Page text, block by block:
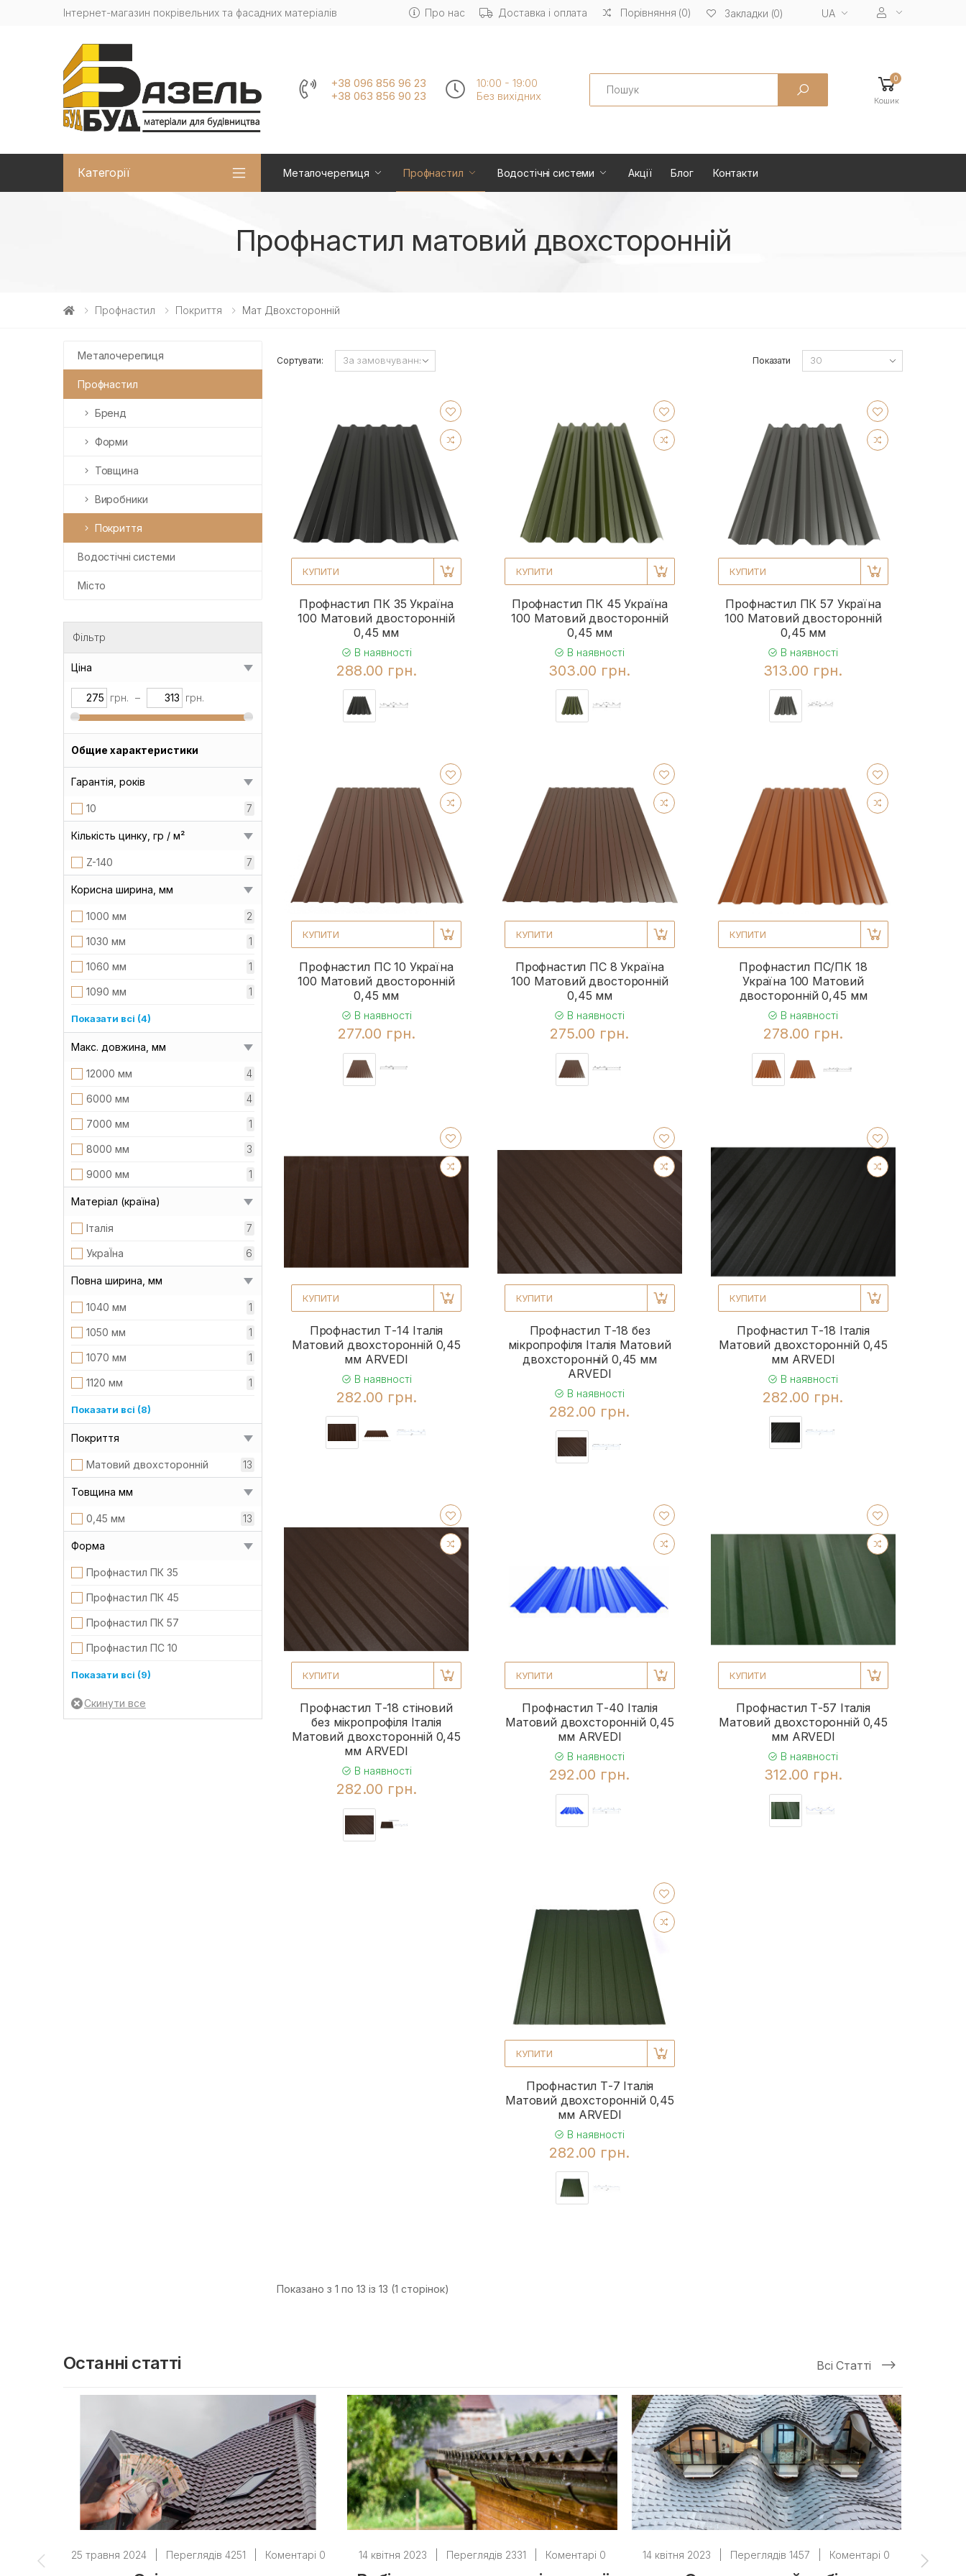
Інтернет-магазин покрівельних та фасадних матеріалів Про нас Доставка і оплата Порівняння (0) Закладки (0) UA
+38 096 856 96 23
+38 063 856 90 23
10:00 - 19:00
Без вихiдних
Search 0
Кошик
Категорії Металочерепиця Профнастил Водостічні системи Акції Блог Контакти
Профнастил матовий двохсторонній
Профнастил Покриття Мат Двохсторонній
Металочерепиця
Профнастил
Бренд
Форми
Товщина
Виробники
Покриття
Водостічні системи
Місто
Фільтр
Ціна
грн. – грн.
Общие характеристики
Гарантія, років
10 7
Кількість цинку, гр / м²
Z-140 7
Корисна ширина, мм
1000 мм 2
1030 мм 1
1060 мм 1
1090 мм 1
1110 мм
4
1160 мм 2
1180 мм 1
Показати всі (4)
Макс. довжина, мм
12000 мм 4
6000 мм 4
7000 мм 1
8000 мм 3
9000 мм 1
Матеріал (країна)
Італія 7
УкраЇна 6
Повна ширина, мм
1040 мм 1
1050 мм 1
1070 мм 1
1120 мм 1
1130 мм
1
1170 мм 1
1195 мм 1
Показати всі (8)
Покриття
Матовий двохсторонній 13
Товщина мм
0,45 мм 13
Форма
Профнастил ПК 35
Профнастил ПК 45
Профнастил ПК 57 1
Профнастил ПС 10 1
Профнастил ПС 8 1
Профнастил ПС/ПК 18
Профнастил Т-14 1
Показати всі (9)
Сортувати: Показати
КУПИТИ
Профнастил ПК 35 Україна
100 Матовий двосторонній
0,45 мм
В наявності
288.00 грн.
КУПИТИ
Профнастил ПК 45 Україна
100 Матовий двосторонній
0,45 мм
В наявності
303.00 грн.
КУПИТИ
Профнастил ПК 57 Україна
100 Матовий двосторонній
0,45 мм
В наявності
313.00 грн.
КУПИТИ
Профнастил ПС 10 Україна
100 Матовий двосторонній
0,45 мм
В наявності
277.00 грн.
КУПИТИ
Профнастил ПС 8 Україна
100 Матовий двосторонній
0,45 мм
В наявності
275.00 грн.
КУПИТИ
Профнастил ПС/ПК 18
Україна 100 Матовий
двосторонній 0,45 мм
В наявності
278.00 грн.
КУПИТИ
Профнастил Т-14 Італія
Матовий двохсторонній 0,45
мм ARVEDI
В наявності
282.00 грн.
КУПИТИ
Профнастил Т-18 без
мікропрофіля Італія Матовий
двохсторонній 0,45 мм
ARVEDI
В наявності
282.00 грн.
КУПИТИ
Профнастил Т-18 Італія
Матовий двохсторонній 0,45
мм ARVEDI
В наявності
282.00 грн.
КУПИТИ
Профнастил Т-18 стіновий
без мікропрофіля Італія
Матовий двохсторонній 0,45
мм ARVEDI
В наявності
282.00 грн.
КУПИТИ
Профнастил Т-40 Італія
Матовий двохсторонній 0,45
мм ARVEDI
В наявності
292.00 грн.
КУПИТИ
Профнастил Т-57 Італія
Матовий двохсторонній 0,45
мм ARVEDI
В наявності
312.00 грн.
КУПИТИ
Профнастил Т-7 Італія
Матовий двохсторонній 0,45
мм ARVEDI
В наявності
282.00 грн.
Показано з 1 по 13 із 13 (1 сторінок)
Останні статті Всі Статті
25 травня 2024 Переглядів 4251 Коментарі 0 14 квітня 2023 Переглядів 2331 Коментарі 0 14 квітня 2023 Переглядів 1457 Коментарі 0 14